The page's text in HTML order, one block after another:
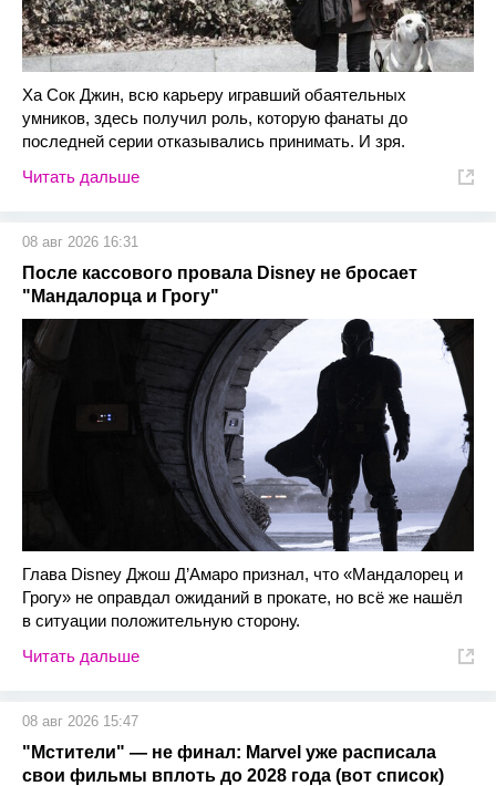
Ха Сок Джин, всю карьеру игравший обаятельных
умников, здесь получил роль, которую фанаты до
последней серии отказывались принимать. И зря.
Читать дальше
08 авг 2026 16:31
После кассового провала Disney не бросает
"Мандалорца и Грогу"
Глава Disney Джош Д’Амаро признал, что «Мандалорец и
Грогу» не оправдал ожиданий в прокате, но всё же нашёл
в ситуации положительную сторону.
Читать дальше
08 авг 2026 15:47
"Мстители" — не финал: Marvel уже расписала
свои фильмы вплоть до 2028 года (вот список)